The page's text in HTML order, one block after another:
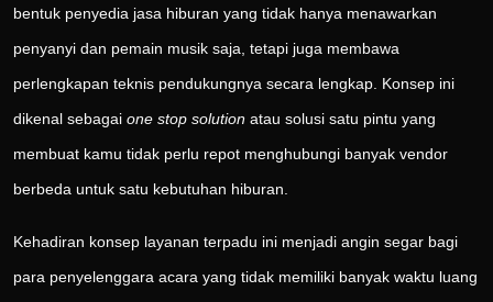
bentuk penyedia jasa hiburan yang tidak hanya menawarkan
penyanyi dan pemain musik saja, tetapi juga membawa
perlengkapan teknis pendukungnya secara lengkap. Konsep ini
dikenal sebagai one stop solution atau solusi satu pintu yang
membuat kamu tidak perlu repot menghubungi banyak vendor
berbeda untuk satu kebutuhan hiburan.
Kehadiran konsep layanan terpadu ini menjadi angin segar bagi
para penyelenggara acara yang tidak memiliki banyak waktu luang